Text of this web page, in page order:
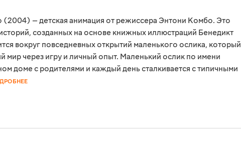
(2004) — детская анимация от режиссера Энтони Комбо. Это
созданных на основе книжных иллюстраций Бенедикт
вокруг повседневных открытий маленького ослика, который
мир через игру и личный опыт. Маленький ослик по имени
доме с родителями и каждый день сталкивается с типичными